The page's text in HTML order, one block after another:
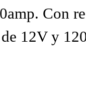
Con
12V y